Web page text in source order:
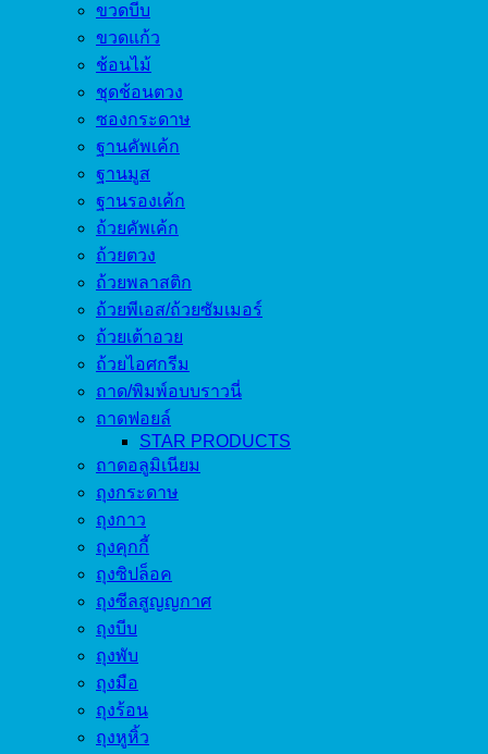
ขวดบีบ
ขวดแก้ว
ช้อนไม้
ชุดช้อนตวง
ซองกระดาษ
ฐานคัพเค้ก
ฐานมูส
ฐานรองเค้ก
ถ้วยคัพเค้ก
ถ้วยตวง
ถ้วยพลาสติก
ถ้วยพีเอส/ถ้วยซัมเมอร์
ถ้วยเต้าอวย
ถ้วยไอศกรีม
ถาด/พิมพ์อบบราวนี่
ถาดฟอยล์
STAR PRODUCTS
ถาดอลูมิเนียม
ถุงกระดาษ
ถุงกาว
ถุงคุกกี้
ถุงซิปล็อค
ถุงซีลสูญญกาศ
ถุงบีบ
ถุงพับ
ถุงมือ
ถุงร้อน
ถุงหูหิ้ว